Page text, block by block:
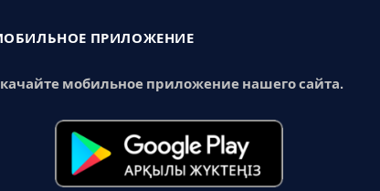
ПРИЛОЖЕНИЕ
мобильное приложение нашего сайта.